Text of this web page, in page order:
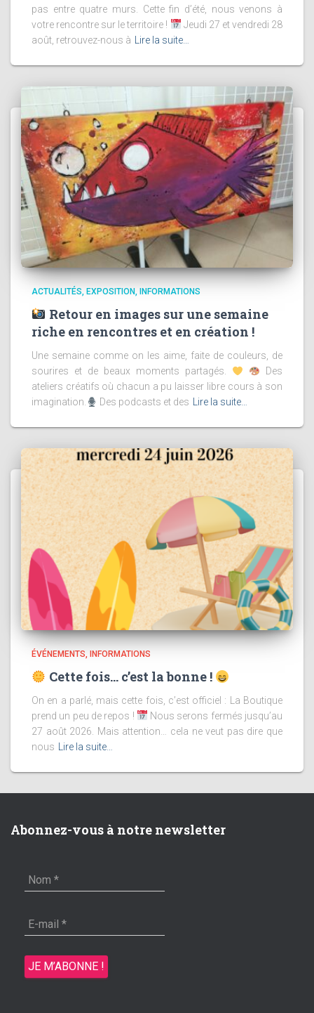
pas entre quatre murs. Cette fin d’été, nous venons à
votre rencontre sur le territoire !
Jeudi 27 et vendredi 28
août, retrouvez-nous à
Lire la suite…
ACTUALITÉS EXPOSITION INFORMATIONS
Retour en images sur une semaine
riche en rencontres et en création !
Une semaine comme on les aime, faite de couleurs, de
sourires et de beaux moments partagés.
Des
ateliers créatifs où chacun a pu laisser libre cours à son
imagination.
Des podcasts et des Lire la suite…
ÉVÉNEMENTS INFORMATIONS
Cette fois… c’est la bonne !
On en a parlé, mais cette fois, c’est officiel : La Boutique
prend un peu de repos !
Nous serons fermés jusqu’au
27 août 2026. Mais attention… cela ne veut pas dire que
nous
Lire la suite…
Abonnez-vous à notre newsletter